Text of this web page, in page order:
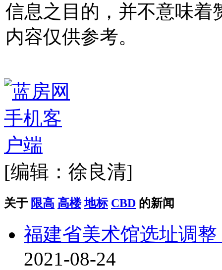
信息之目的，并不意味着
内容仅供参考。
[编辑：徐良清]
关于 限高 高楼 地标 CBD 的新闻
福建省美术馆选址调
2021-08-24